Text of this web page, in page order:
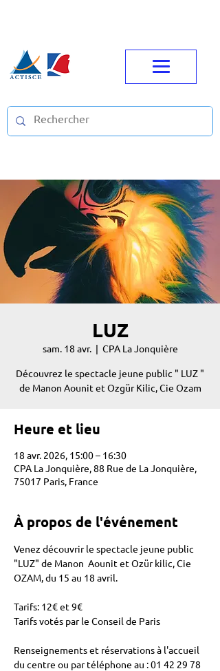
LUZ
sam. 18 avr.
  |
CPA La Jonquière
Découvrez le spectacle jeune public " LUZ "
de Manon Aounit et Ozgür Kilic, Cie Ozam
Heure et lieu
18 avr. 2026, 15:00 – 16:30
CPA La Jonquière, 88 Rue de La Jonquière,
75017 Paris, France
À propos de l'événement
Venez découvrir le spectacle jeune public
"LUZ" de Manon  Aounit et Ozür kilic, Cie
OZAM, du 15 au 18 avril.
Tarifs: 12€ et 9€
Tarifs votés par le Conseil de Paris
Renseignements et réservations à l'accueil
du centre ou par téléphone au : 01 42 29 78